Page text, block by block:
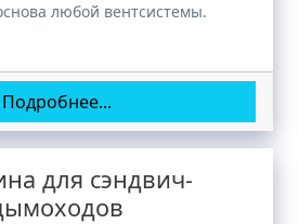
любой вентсистемы.
Подробнее...
для сэндвич-